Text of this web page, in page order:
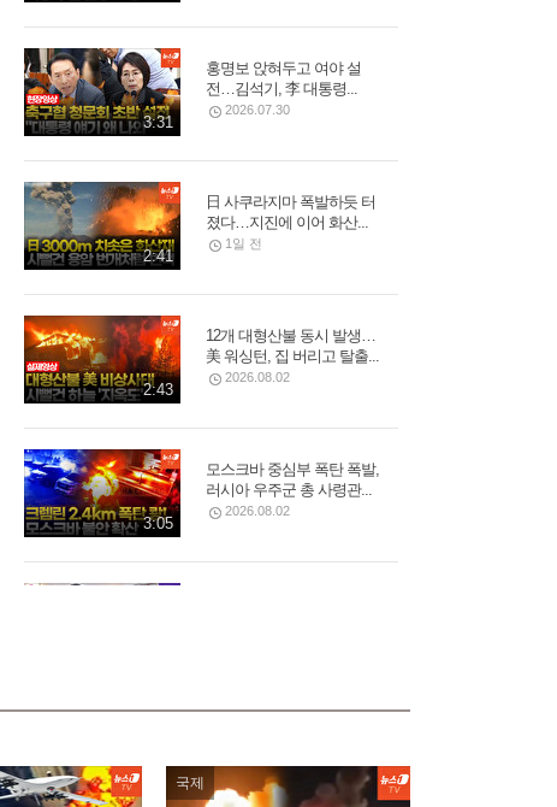
3:31
홍명보 앉혀두고 여야 설
전…김석기, 李 대통령...
2026.07.30
2:41
日 사쿠라지마 폭발하듯 터
졌다…지진에 이어 화산...
1일 전
2:43
12개 대형산불 동시 발생…
美 워싱턴, 집 버리고 탈출...
2026.08.02
3:05
모스크바 중심부 폭탄 폭발,
러시아 우주군 총 사령관...
2026.08.02
2일 전
국제